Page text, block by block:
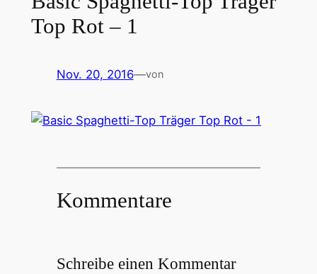
Top Rot – 1
Nov. 20, 2016—von
Kommentare
Schreibe einen Kommentar